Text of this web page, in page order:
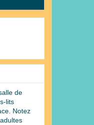
de
lits
Notez